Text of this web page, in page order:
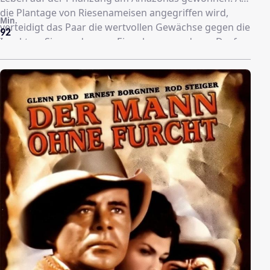
die Plantage von Riesenameisen angegriffen wird,
verteidigt das Paar die wertvollen Gewächse gegen die
Insekten. Sie werden von Eingeborenen, deren Dorf
von den Tieren zerstört wurde, unterstützt. Die Frau
rettet ihrem Mann das Leben, die Riesenameisen
werden mit Feuer vernichtet.
92
Min.